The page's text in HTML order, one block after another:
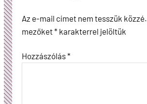
Az e-mail címet nem tesszük közzé.
mezőket* karakterrel jelöltük
Hozzászólás*